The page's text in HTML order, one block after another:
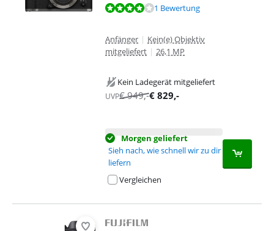
Bewertet mit 8,0 von 10, basierend auf 1 Bewertung.
1 Bewertung
Anfänger | Kein(e) Objektiv
mitgeliefert | 26,1 MP
Kein Ladegerät mitgeliefert
UVP€949,-€ 829,-
Morgen geliefert
Sieh nach, wie schnell wir zu dir
liefern
Vergleichen